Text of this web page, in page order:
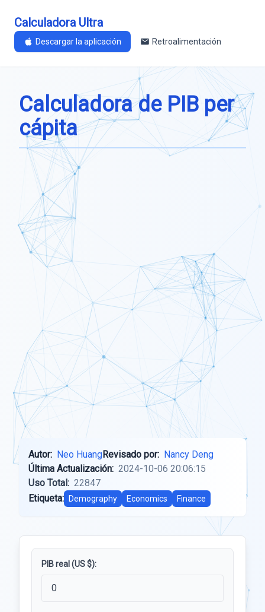
Calculadora Ultra
Descargar la aplicación Retroalimentación
Calculadora de PIB per
cápita
Autor: Neo HuangRevisado por: Nancy Deng
Última Actualización: 2024-10-06 20:06:15
Uso Total: 22847
Etiqueta:
Demography Economics Finance
PIB real (US $):